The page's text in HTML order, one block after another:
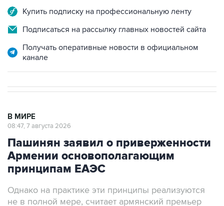
Подписаться на рассылку главных новостей сайта
Получать оперативные новости в официальном
Пашинян заявил о приверженности
Армении основополагающим
принципам ЕАЭС
Однако на практике эти принципы реализуются